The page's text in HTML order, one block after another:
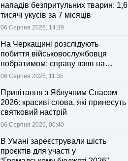
нападів безпритульних тварин: 1,6
тисячі укусів за 7 місяців
06 Серпня 2026, 14:39
На Черкащині розслідують
побиття військовослужбовця
побратимом: справу взяв на
контроль Лубінець
06 Серпня 2026, 11:35
Привітання з Яблучним Спасом
2026: красиві слова, які принесуть
святковий настрій
06 Серпня 2026, 00:40
В Умані зареєстрували шість
проєктів для участі у